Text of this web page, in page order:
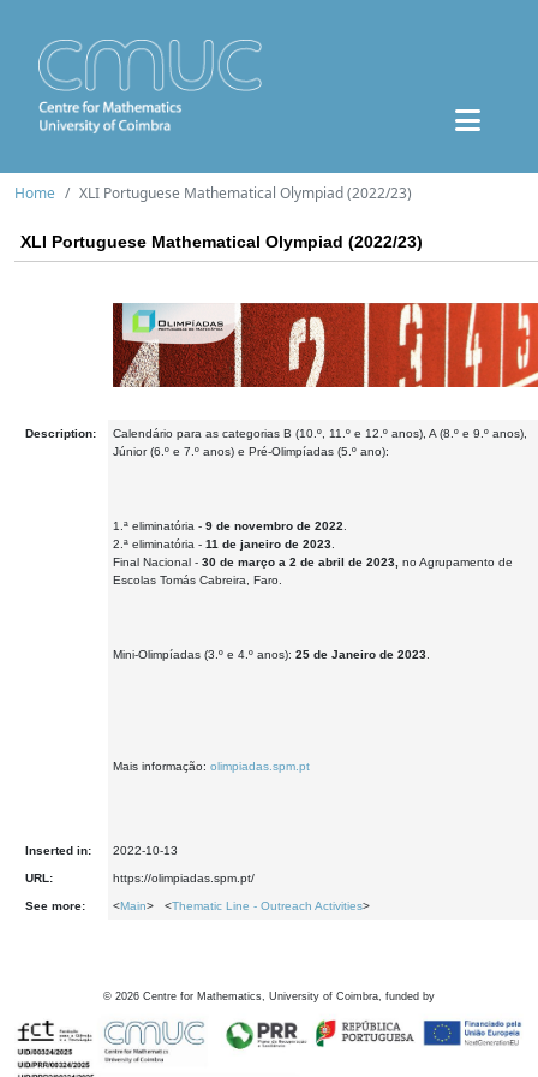
Home XLI Portuguese Mathematical Olympiad (2022/23)
XLI Portuguese Mathematical Olympiad (2022/23)
Description:
Calendário para as categorias B (10.º, 11.º e 12.º anos), A (8.º e 9.º anos),
Júnior (6.º e 7.º anos) e Pré-Olimpíadas (5.º ano):
1.ª eliminatória - 9 de novembro de 2022
2.ª eliminatória - 11 de janeiro de 2023
Final Nacional - 30 de março a 2 de abril de 2023, no Agrupamento de
Escolas Tomás Cabreira, Faro.
Mini-Olimpíadas (3.º e 4.º anos): 25 de Janeiro de 2023
Mais informação: olimpiadas.spm.pt
Inserted in: 2022-10-13
URL: https://olimpiadas.spm.pt/
See more: <Main> <Thematic Line - Outreach Activities>
© 2026 Centre for Mathematics, University of Coimbra, funded by